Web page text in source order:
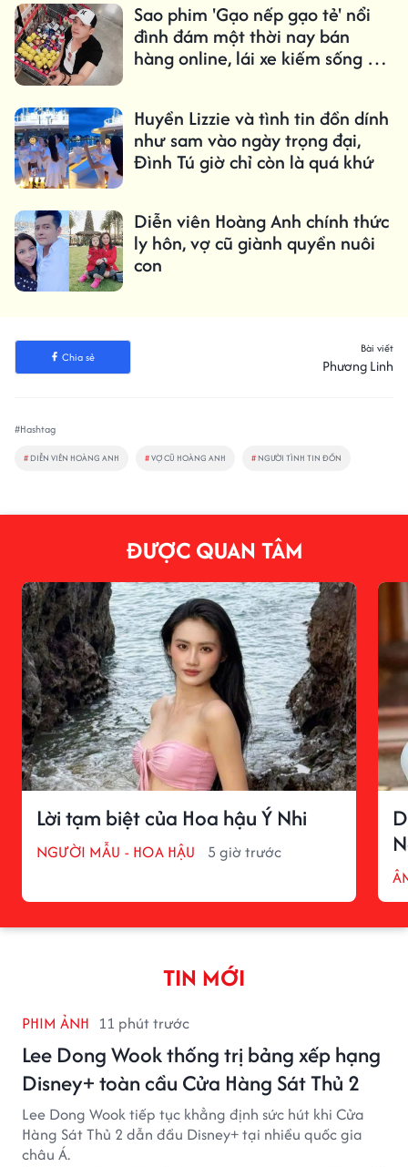
Sao phim 'Gạo nếp gạo tẻ' nổi
đình đám một thời nay bán
hàng online, lái xe kiếm sống ở
Huyền Lizzie và tình tin đồn dính
như sam vào ngày trọng đại,
Đình Tú giờ chỉ còn là quá khứ
Diễn viên Hoàng Anh chính thức
ly hôn, vợ cũ giành quyền nuôi
con
Chia sẻ
Bài viết
Phương Linh
#Hashtag
# DIỄN VIÊN HOÀNG ANH #VỢ CŨ HOÀNG ANH # NGƯỜI TÌNH TIN ĐỒN
ĐƯỢC QUAN TÂM
Lời tạm biệt của Hoa hậu Ý Nhi
NGƯỜI MẪU - HOA HẬU 5 giờ trước
TIN MỚI
PHIM ẢNH 11 phút trước
Lee Dong Wook thống trị bảng xếp hạng
Disney+ toàn cầu Cửa Hàng Sát Thủ 2
Lee Dong Wook tiếp tục khẳng định sức hút khi Cửa
Hàng Sát Thủ 2 dẫn đầu Disney+ tại nhiều quốc gia
châu Á.